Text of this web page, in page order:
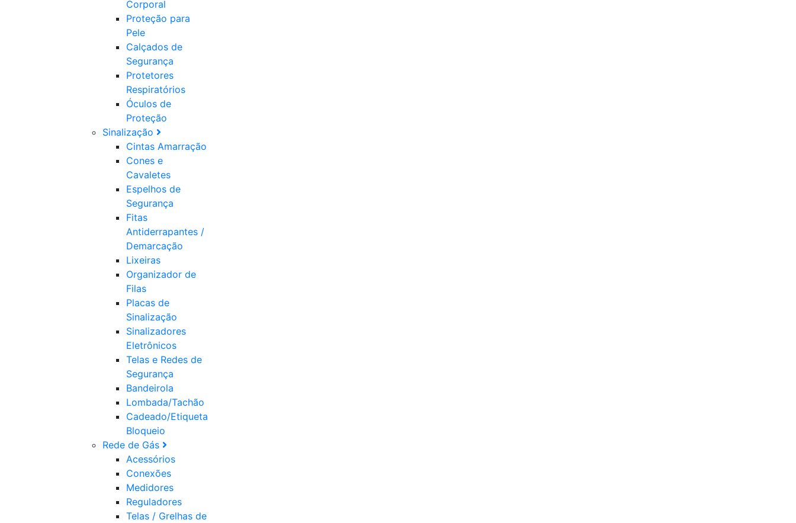
Corporal
Proteção para
Pele
Calçados de
Segurança
Protetores
Respiratórios
Óculos de
Proteção
Sinalização
Cintas Amarração
Cones e
Cavaletes
Espelhos de
Segurança
Fitas
Antiderrapantes /
Demarcação
Lixeiras
Organizador de
Filas
Placas de
Sinalização
Sinalizadores
Eletrônicos
Telas e Redes de
Segurança
Bandeirola
Lombada/Tachão
Cadeado/Etiqueta
Bloqueio
Rede de Gás
Acessórios
Conexões
Medidores
Reguladores
Telas / Grelhas de